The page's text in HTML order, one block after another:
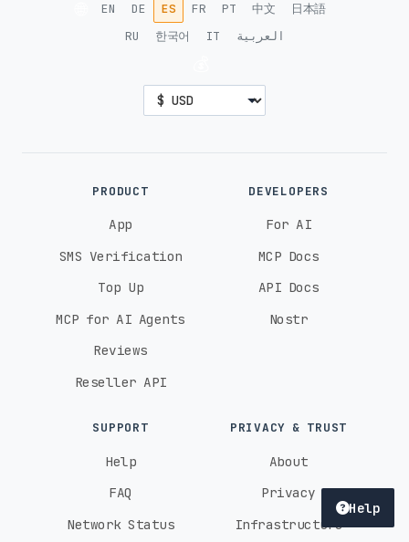
Help
EN DE ES FR PT 中文
日本語
RU
한국어 IT العربية
PRODUCT
App
SMS Verification
Top Up
MCP for AI Agents
Reviews
Reseller API
DEVELOPERS
For AI
MCP Docs
API Docs
Nostr
SUPPORT
Help
FAQ
Network Status
PRIVACY & TRUST
About
Privacy
Infrastructure